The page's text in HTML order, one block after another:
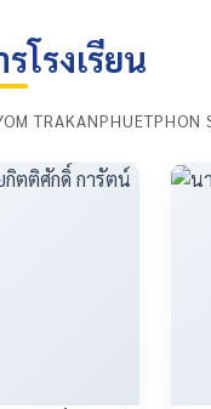
โรงเรียน
TRAKANPHUETPHON